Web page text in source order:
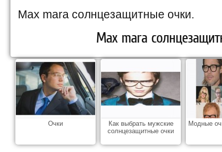
Max mara солнцезащитные очки.
Max mara
Очки
Как выбрать мужские
солнцезащитные очки
Модные